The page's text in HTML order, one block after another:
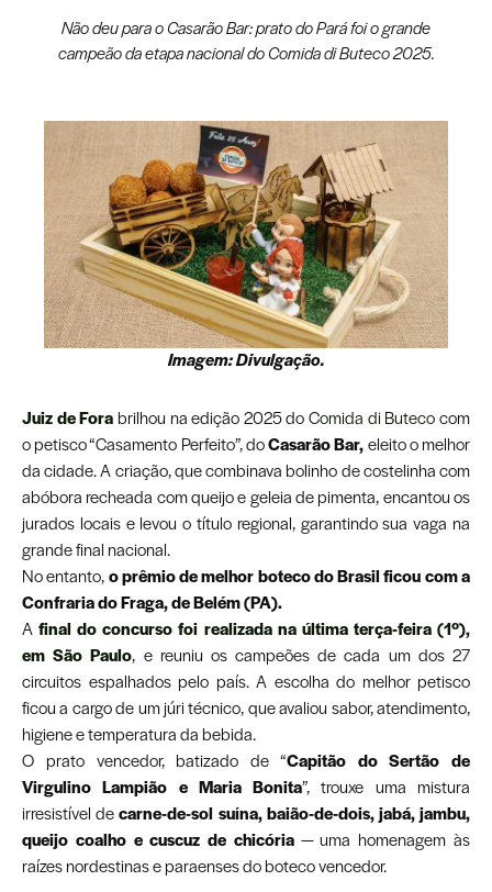
Não deu para o Casarão Bar: prato do Pará foi o grande
campeão da etapa nacional do Comida di Buteco 2025.
Imagem: Divulgação.
Juiz de Fora brilhou na edição 2025 doComida di Butecocom
o petisco “Casamento Perfeito”, doCasarão Bar,eleito o melhor
da cidade. A criação, que combinava bolinho de costelinha com
abóbora recheada com queijo e geleia de pimenta, encantou os
jurados locais e levou o título regional, garantindo sua vaga na
grande final nacional.
No entanto,o prêmio de melhor boteco do Brasil ficou com a
Confraria do Fraga, de Belém (PA).
Afinal do concurso foi realizada na última terça-feira (1º),
em São Paulo, e reuniu os campeões de cada um dos 27
circuitos espalhados pelo país. A escolha do melhor petisco
ficou a cargo de um júri técnico, que avaliou sabor, atendimento,
higiene e temperatura da bebida.
O prato vencedor, batizado de “Capitão do Sertão de
Virgulino Lampião e Maria Bonita”, trouxe uma mistura
irresistível decarne-de-sol suína, baião-de-dois, jabá, jambu,
queijo coalho e cuscuz de chicória— uma homenagem às
raízes nordestinas e paraenses do boteco vencedor.